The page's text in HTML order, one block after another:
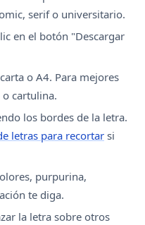
serif o universitario.
en el botón "Descargar
o A4. Para mejores
cartulina.
los bordes de la letra.
letras para recortar si
purpurina,
te diga.
la letra sobre otros